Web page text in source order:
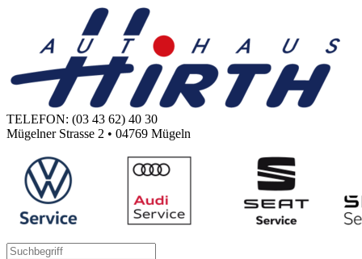
TELEFON: (03 43 62) 40 30
Mügelner Strasse 2 • 04769 Mügeln